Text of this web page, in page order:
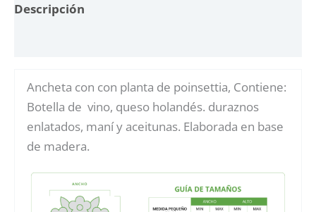
Descripción
Ancheta con con planta de poinsettia, Contiene:
Botella de vino, queso holandés. duraznos
enlatados, maní y aceitunas. Elaborada en base
de madera.